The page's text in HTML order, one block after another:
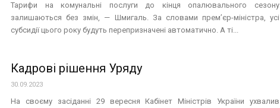
Тарифи на комунальні послуги до кінця опалювального сезону
залишаються без змін, — Шмигаль. За словами прем’єр-міністра, усі
субсидії цього року будуть перепризначені автоматично. А ті...
Кадрові рішення Уряду
30.09.2023
На своєму засіданні 29 вересня Кабінет Міністрів України ухвалив